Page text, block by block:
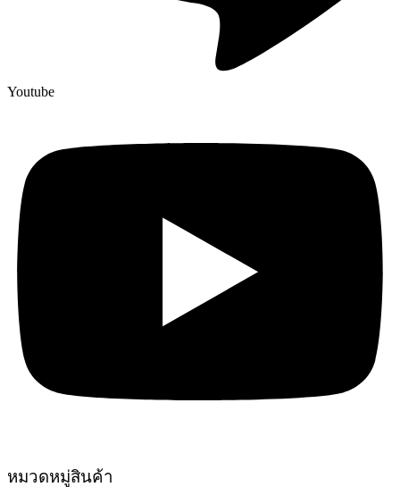
Youtube
หมวดหมู่สินค้า